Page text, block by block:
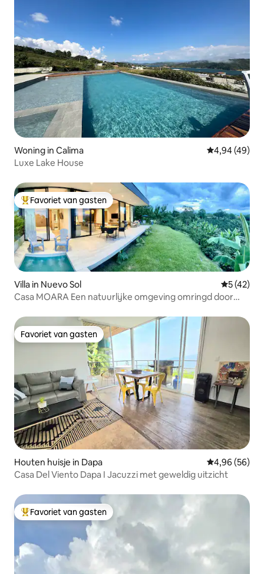
Woning in Calima Gemiddelde
4,94 (49)
Luxe Lake House
Topfavoriet van gasten
Favoriet van gasten
Villa in Nuevo Sol
5 (42)
Casa MOARA Een natuurlijke omgeving omringd door
Favoriet van gasten
Favoriet van gasten
Houten huisje in Dapa Gemiddelde
4,96 (56)
Casa Del Viento Dapa I Jacuzzi met geweldig uitzicht
Topfavoriet van gasten
Favoriet van gasten